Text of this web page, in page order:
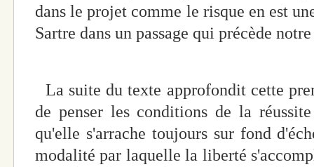
dans le projet comme le risque en est
Sartre dans un passage qui précède
La suite du texte approfondit cette
de penser les conditions de la
qu'elle s'arrache toujours sur fond
modalité par laquelle la liberté